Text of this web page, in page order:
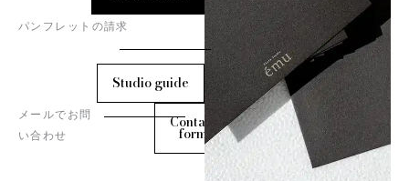
パンフレットの請求
Studio guide
メールでお問
い合わせ
Contact
form